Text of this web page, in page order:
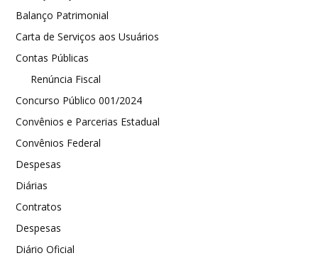
Balanço Patrimonial
Carta de Serviços aos Usuários
Contas Públicas
Renúncia Fiscal
Concurso Público 001/2024
Convênios e Parcerias Estadual
Convênios Federal
Despesas
Diárias
Contratos
Despesas
Diário Oficial